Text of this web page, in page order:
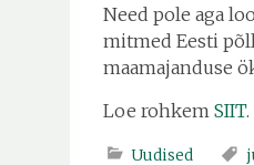
Need pole aga
mitmed Eesti
maamajanduse
Loe rohkem SIIT.
Uudised